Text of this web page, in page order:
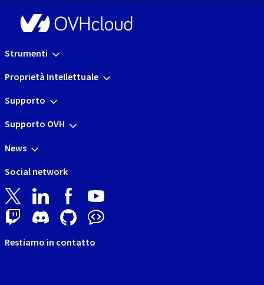
Strumenti
Proprietà Intellettuale
Supporto
Supporto OVH
News
Social network
Restiamo in contatto